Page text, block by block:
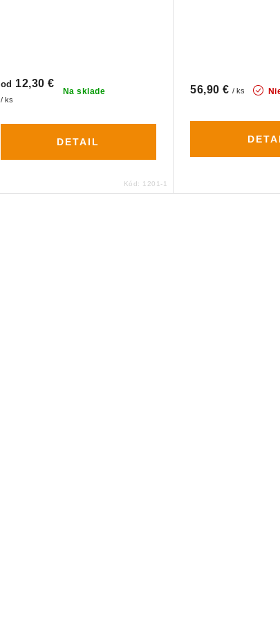
Na sklade
od 12,30 €
/ ks
DETAIL
Kód: 1201-1
56,90 €/ ks